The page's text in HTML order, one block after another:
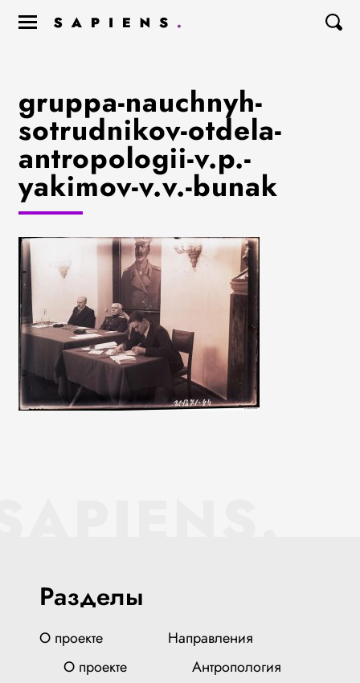
gruppa-nauchnyh-
sotrudnikov-otdela-
antropologii-v.p.-
yakimov-v.v.-bunak
Разделы
О проекте
О проекте
Направления
Антропология